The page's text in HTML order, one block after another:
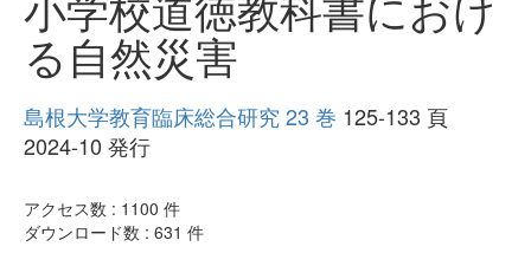
る自然災害
島根大学教育臨床総合研究 23 巻 125-133 頁
2024-10 発行
アクセス数 : 1100 件
ダウンロード数 : 631 件